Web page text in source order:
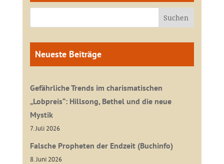
Neueste Beiträge
Gefährliche Trends im charismatischen
„Lobpreis“: Hillsong, Bethel und die neue
Mystik
7. Juli 2026
Falsche Propheten der Endzeit (Buchinfo)
8. Juni 2026